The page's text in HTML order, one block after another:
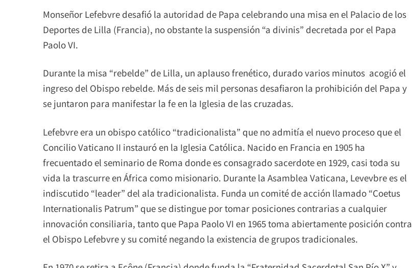
Monseñor Lefebvre desafió la autoridad de Papa celebrando una misa en el Palacio de los
Deportes de Lilla (Francia), no obstante la suspensión “a divinis” decretada por el Papa
Paolo VI.
Durante la misa “rebelde” de Lilla, un aplauso frenético, durado varios minutos acogió el
ingreso del Obispo rebelde. Más de seis mil personas desafiaron la prohibición del Papa y
se juntaron para manifestar la fe en la Iglesia de las cruzadas.
Lefebvre era un obispo católico “tradicionalista” que no admitía el nuevo proceso que el
Concilio Vaticano II instauró en la Iglesia Católica. Nacido en Francia en 1905 ha
frecuentado el seminario de Roma donde es consagrado sacerdote en 1929, casi toda su
vida la trascurre en África como misionario. Durante la Asamblea Vaticana, Levevbre es el
indiscutido “leader” del ala tradicionalista. Funda un comité de acción llamado “Coetus
Internationalis Patrum” que se distingue por tomar posiciones contrarias a cualquier
innovación consiliaria, tanto que Papa Paolo VI en 1965 toma abiertamente posición contra
el Obispo Lefebvre y su comité negando la existencia de grupos tradicionales.